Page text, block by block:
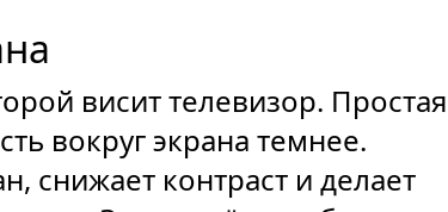
висит телевизор. Простая
вокруг экрана темнее.
снижает контраст и делает